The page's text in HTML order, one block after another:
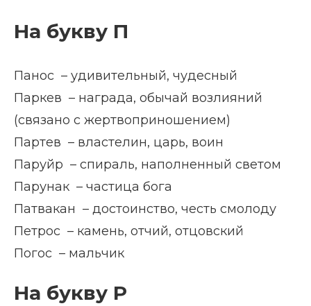
На букву П
Панос – удивительный, чудесный
Паркев – награда, обычай возлияний
(связано с жертвоприношением)
Партев – властелин, царь, воин
Паруйр – спираль, наполненный светом
Парунак – частица бога
Патвакан – достоинство, честь смолоду
Петрос – камень, отчий, отцовский
Погос – мальчик
На букву Р